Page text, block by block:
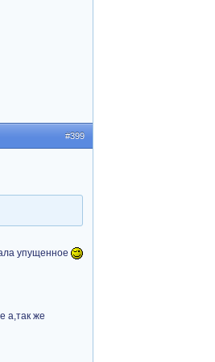
#399
упущенное
а,так же